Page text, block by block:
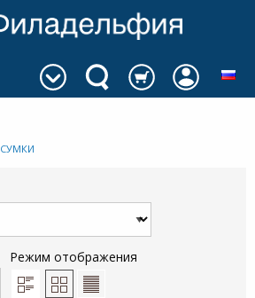
СУМКИ
Режим отображения